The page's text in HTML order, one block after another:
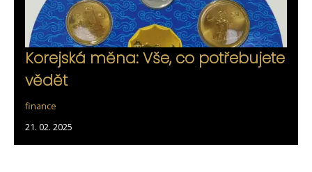
Korejská měna: Vše, co potřebujete
vědět
finance
21. 02. 2025